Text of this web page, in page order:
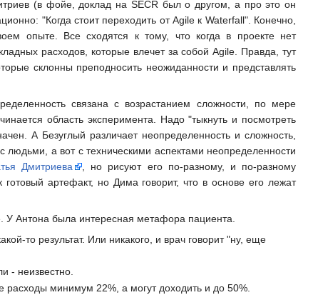
(в фойе, доклад на SECR был о другом, а про это он
"Когда стоит переходить от Agile к Waterfall". Конечно,
опыте. Все сходятся к тому, что когда в проекте нет
расходов, которые влечет за собой Agile. Правда, тут
склонны преподносить неожиданности и представлять
связана с возрастанием сложности, по мере
область эксперимента. Надо "тыкнуть и посмотреть
А Безуглый различает неопределенность и сложность,
а вот с техническими аспектами неопределенности
Дмитриева
, но рисуют его по-разному, и по-разному
артефакт, но Дима говорит, что в основе его лежат
У Антона была интересная метафора пациента.
то результат. Или никакого, и врач говорит "ну, еще
- неизвестно.
расходы минимум 22%, а могут доходить и до 50%.